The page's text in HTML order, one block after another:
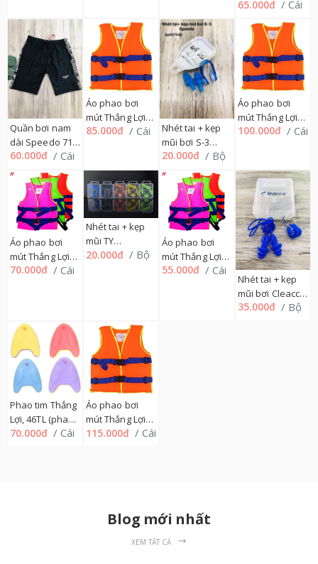
Thắng Lợi số 2,
65.000đ / Cái
Quần bơi nam
dài Speedo 71
SIZE L,
71QB7689
60.000đ / Cái
Áo phao bơi
mút Thắng Lợi
Số 5, 46TL
85.000đ / Cái
Nhét tai + kẹp
mũi bơi S-3
Speedo
20.000đ / Bộ
Áo phao bơi
mút Thắng Lợi
Số 6, 46TL
100.000đ / Cái
Áo phao bơi
mút Thắng Lợi
Số 3, 46TL
70.000đ / Cái
Nhét tai + kẹp
mũi TY
SP008972
20.000đ / Bộ
Áo phao bơi
mút Thắng Lợi
Số 2, 46TL
55.000đ / Cái
Nhét tai + kẹp
mũi bơi Cleacco
14NT
35.000đ / Bộ
Phao tim Thắng
Lợi, 46TL (phao
tập bơi)
70.000đ / Cái
Áo phao bơi
mút Thắng Lợi
Số 7, 46TL
115.000đ / Cái
Blog mới nhất
XEM TẤT CẢ